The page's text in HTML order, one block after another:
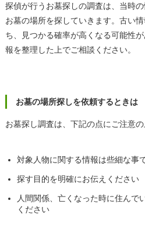
探偵が行うお墓探しの調査は、当時
お墓の場所を探していきます。古い
ち、見つかる確率が高くなる可能性
報を整理した上でご相談ください。
お墓の場所探しを依頼するときは
お墓探し調査は、下記の点にご注意の
対象人物に関する情報は些細な事
探す目的を明確にお伝えください
人間関係、亡くなった時に住んで
ください